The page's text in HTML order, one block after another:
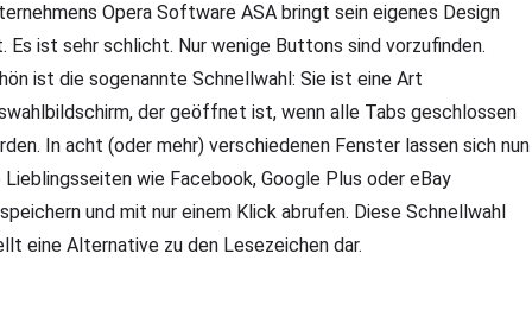
Opera Software ASA bringt sein eigenes Design
Es ist sehr schlicht. Nur wenige Buttons sind vorzufinden.
ist die sogenannte Schnellwahl: Sie ist eine Art
der geöffnet ist, wenn alle Tabs geschlossen
In acht (oder mehr) verschiedenen Fenster lassen sich nun
Lieblingsseiten wie Facebook, Google Plus oder eBay
und mit nur einem Klick abrufen. Diese Schnellwahl
eine Alternative zu den Lesezeichen dar.